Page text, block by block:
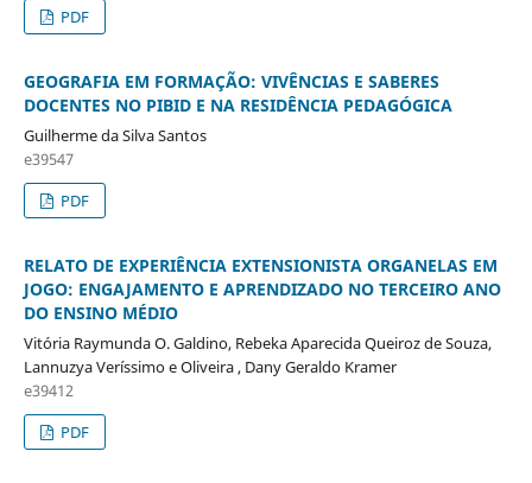
PDF
GEOGRAFIA EM FORMAÇÃO: VIVÊNCIAS E SABERES
DOCENTES NO PIBID E NA RESIDÊNCIA PEDAGÓGICA
Guilherme da Silva Santos
e39547
PDF
RELATO DE EXPERIÊNCIA EXTENSIONISTA ORGANELAS EM
JOGO: ENGAJAMENTO E APRENDIZADO NO TERCEIRO ANO
DO ENSINO MÉDIO
Vitória Raymunda O. Galdino, Rebeka Aparecida Queiroz de Souza,
Lannuzya Veríssimo e Oliveira , Dany Geraldo Kramer
e39412
PDF